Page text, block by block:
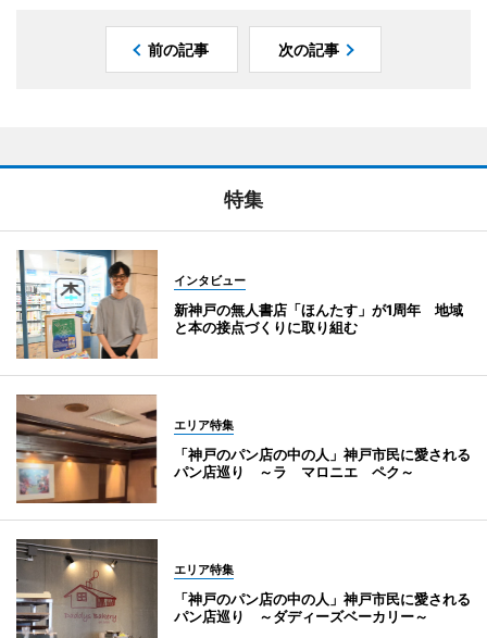
前の記事 次の記事
特集
インタビュー
新神戸の無人書店「ほんたす」が1周年 地域
と本の接点づくりに取り組む
エリア特集
「神戸のパン店の中の人」神戸市民に愛される
パン店巡り ～ラ マロニエ ペク～
エリア特集
「神戸のパン店の中の人」神戸市民に愛される
パン店巡り ～ダディーズベーカリー～